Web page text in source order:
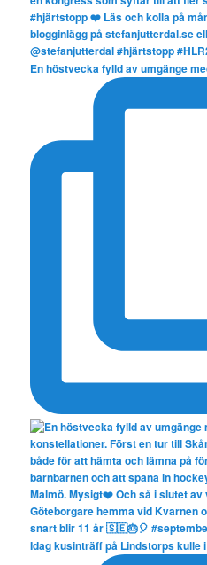
En höstvecka fylld av umgänge
Idag kusinträff på Lindstorps kulle